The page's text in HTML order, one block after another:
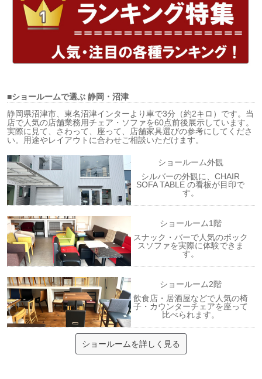
■ショールームで選ぶ静岡・沼津
静岡県沼津市、東名沼津インターより車で3分（約2キロ）です。当
店で人気の店舗業務用チェア・ソファを60点前後展示しています。
実際に見て、さわって、座って、店舗家具選びの参考にしてくださ
い。用途やレイアウトに合わせご相談いただけます。
ショールーム外観
シルバーの外観に、CHAIR
SOFA TABLE の看板が目印で
す。
ショールーム1階
スナック・バーで人気のボック
スソファを実際に体験できま
す。
ショールーム2階
飲食店・居酒屋などで人気の椅
子・カウンターチェアを座って
比べられます。
ショールームを詳しく見る